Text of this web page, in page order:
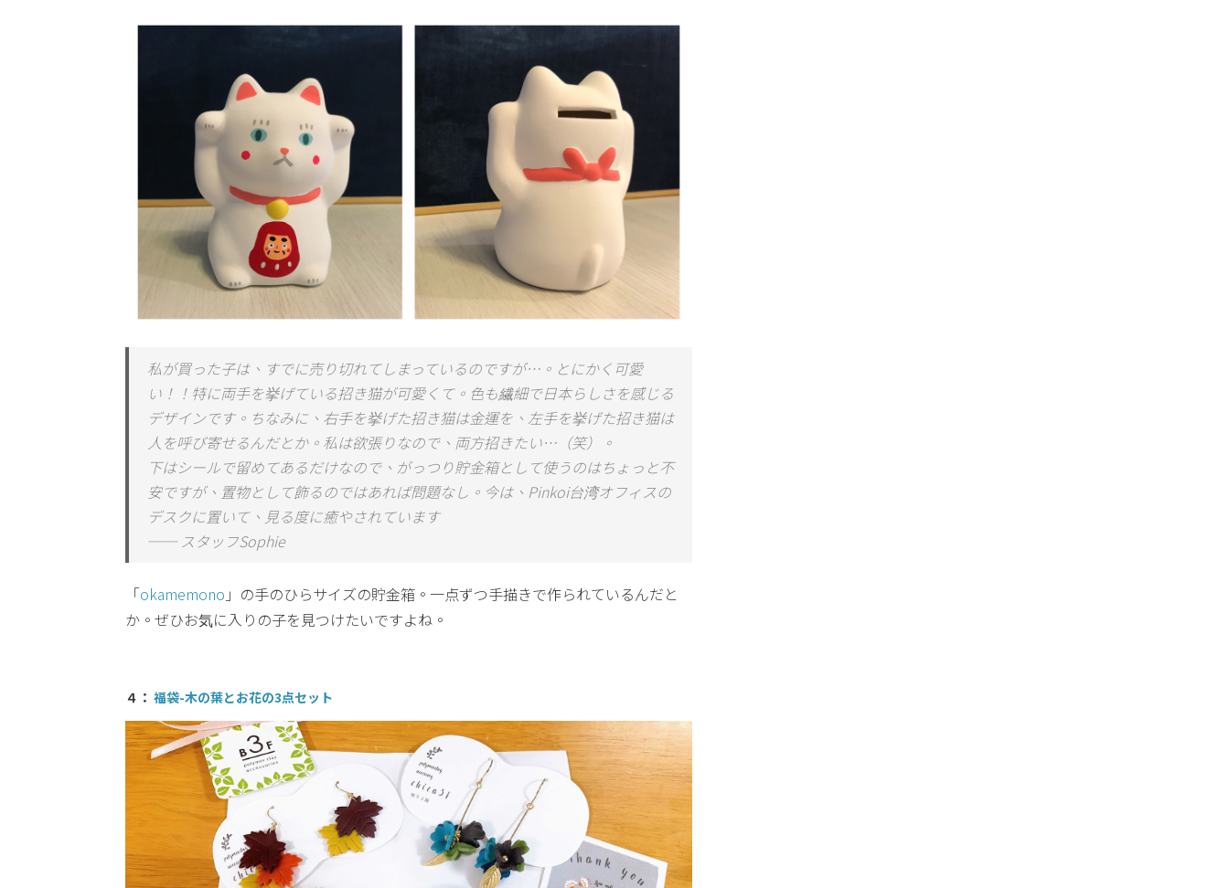
私が買った子は、すでに売り切れてしまっているのですが…。とにかく可愛
い！！特に両手を挙げている招き猫が可愛くて。色も繊細で日本らしさを感じる
デザインです。ちなみに、右手を挙げた招き猫は金運を、左手を挙げた招き猫は
人を呼び寄せるんだとか。私は欲張りなので、両方招きたい…（笑）。
下はシールで留めてあるだけなので、がっつり貯金箱として使うのはちょっと不
安ですが、置物として飾るのではあれば問題なし。今は、Pinkoi台湾オフィスの
デスクに置いて、見る度に癒やされています
── スタッフSophie
「okamemono 」の手のひらサイズの貯金箱。一点ずつ手描きで作られているんだと
か。ぜひお気に入りの子を見つけたいですよね。
４： 福袋-木の葉とお花の3点セット